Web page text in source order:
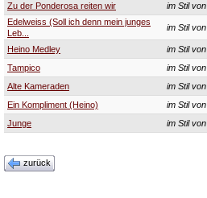
Zu der Ponderosa reiten wir
im Stil von
Edelweiss (Soll ich denn mein junges
Leb...
im Stil von
Heino Medley im Stil von
Tampico
im Stil von
Alte Kameraden
im Stil von
Ein Kompliment (Heino)
im Stil von
Junge
im Stil von
zurück